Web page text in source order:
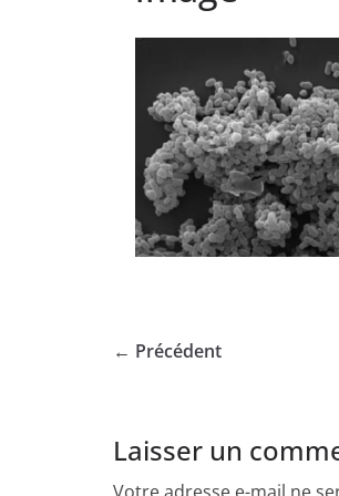
← Précédent
Laisser un